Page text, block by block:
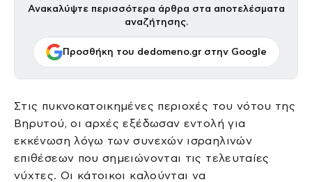
Ανακαλύψτε περισσότερα άρθρα στα αποτελέσματα
αναζήτησης.
Προσθήκη του dedomeno.gr στην Google
Στις πυκνοκατοικημένες περιοχές του νότου της
Βηρυτού, οι αρχές εξέδωσαν εντολή για
εκκένωση λόγω των συνεχών ισραηλινών
επιθέσεων που σημειώνονται τις τελευταίες
νύχτες. Οι κάτοικοι καλούνται να